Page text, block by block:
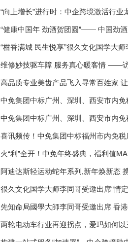
“向上增长”进行时：中企跨境激活行
“健康中国年 劲酒贺团圆”—— 中国劲
“柑香满城 民生悦享”很久文化国学大
维修妙技驱车障 服务真心暖客情 ——
余坦平
高品质专业美齿产品飞入寻常百姓家
中免集团中标广州、深圳、西安市内免
中免集团中标广州、深圳、西安市内免
喜讯频传！中免集团中标福州市内免税
火“利”全开！中免年终盛典，福利值
阿迪达斯轻运动蛇年系列,新年焕新态
篇章
很久文化国学大师李同哥受邀出席“情
西南校友会
先知命局國學大師李同哥受邀出席 香
两轮电动车行业再迎拐点，爱玛如何以